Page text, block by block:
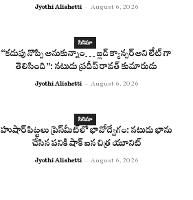
Jyothi Alishetti - August 6, 2026
సినిమా
“కడుపు నొప్పి అనుకున్నాం… బ్లడ్ క్యాన్సర్ అని లేట్ గా
తెలిసింది”: నటుడు ప్రదీప్ రావత్ కుమారుడు
Jyothi Alishetti - August 6, 2026
సినిమా
హుషార్ పిట్టలు ప్రెస్‌మీట్‌లో భావోద్వేగం: నటుడు భాను
చేసిన పనికి షాక్ ఐన చిత్ర యూనిట్
Jyothi Alishetti - August 6, 2026